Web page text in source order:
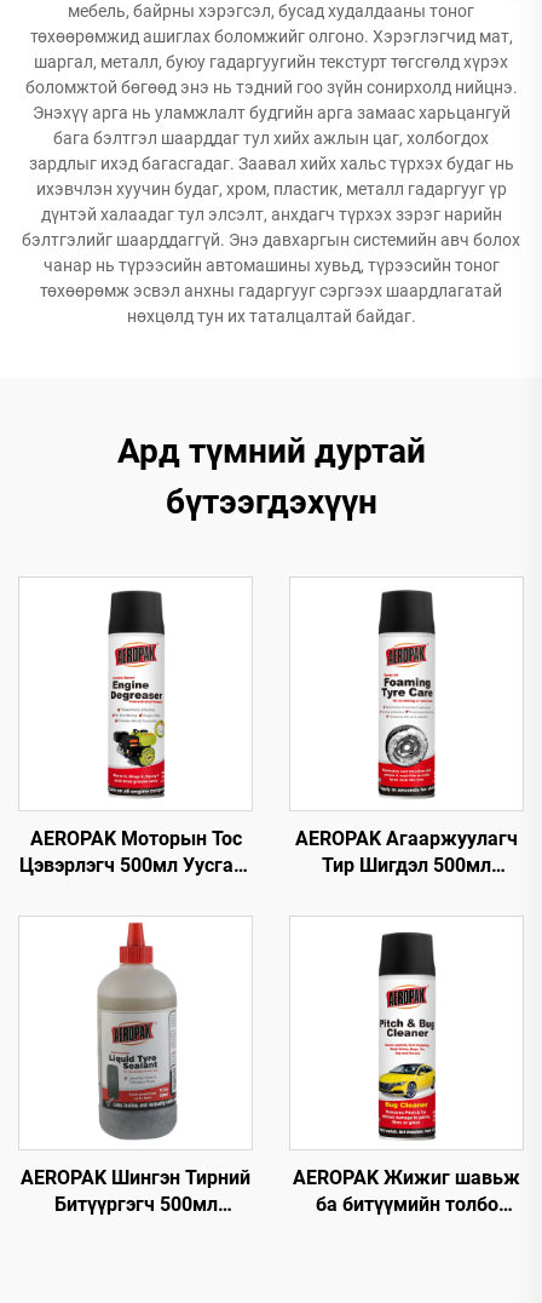
мебель, байрны хэрэгсэл, бусад худалдааны тоног
төхөөрөмжид ашиглах боломжийг олгоно. Хэрэглэгчид мат,
шаргал, металл, буюу гадаргуугийн текстурт төгсгөлд хүрэх
боломжтой бөгөөд энэ нь тэдний гоо зүйн сонирхолд нийцнэ.
Энэхүү арга нь уламжлалт будгийн арга замаас харьцангуй
бага бэлтгэл шаарддаг тул хийх ажлын цаг, холбогдох
зардлыг ихэд багасгадаг. Заавал хийх хальс түрхэх будаг нь
ихэвчлэн хуучин будаг, хром, пластик, металл гадаргууг үр
дүнтэй халаадаг тул элсэлт, анхдагч түрхэх зэрэг нарийн
бэлтгэлийг шаарддаггүй. Энэ давхаргын системийн авч болох
чанар нь түрээсийн автомашины хувьд, түрээсийн тоног
төхөөрөмж эсвэл анхны гадаргууг сэргээх шаардлагатай
нөхцөлд тун их таталцалтай байдаг.
Ард түмний дуртай
бүтээгдэхүүн
AEROPAK Моторын Тос
Цэвэрлэгч 500мл Уусгагч
Цэвэрлэгч Тос Цэвэрлэх
Хэрэгсэл
AEROPAK Агааржуулагч
Тир Шигдэл 500мл
Цэвэрлэгч Арчих эсвэл
Хүнд Хөдөлмөр
шаардахгүй
AEROPAK Шингэн Тирний
Битүүргэгч 500мл
AEROPAK Жижиг шавьж
ба битүүмийн толбо